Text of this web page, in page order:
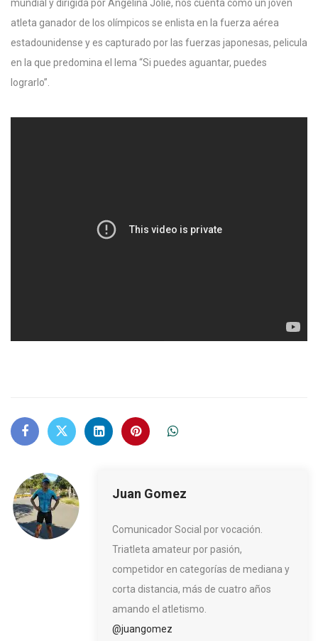
mundial y dirigida por Angelina Jolie, nos cuenta cómo un joven
atleta ganador de los olímpicos se enlista en la fuerza aérea
estadounidense y es capturado por las fuerzas japonesas, pelicula
en la que predomina el lema “Si puedes aguantar, puedes
lograrlo”.
Juan Gomez
Comunicador Social por vocación.
Triatleta amateur por pasión,
competidor en categorías de mediana y
corta distancia, más de cuatro años
amando el atletismo.
@juangomez